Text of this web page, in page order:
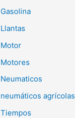
Gasolina
Llantas
Motor
Motores
Neumaticos
neumáticos agrícolas
Tiempos